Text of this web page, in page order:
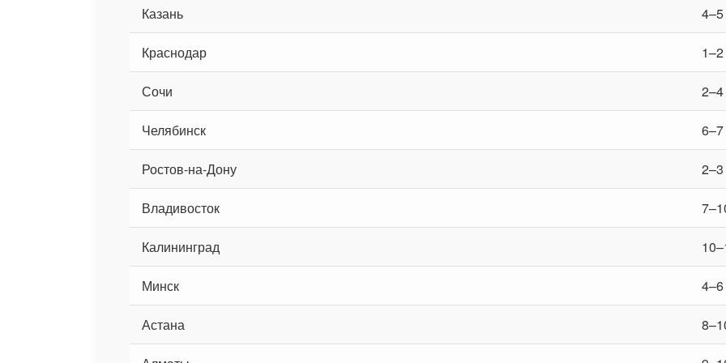
Казань 4–5
Краснодар 1–2
Сочи 2–4
Челябинск 6–7
Ростов-на-Дону 2–3
Владивосток
Калининград
Минск 4–6
Астана